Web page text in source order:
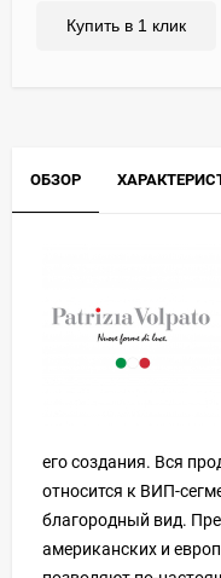
Купить в 1 клик
ОБЗОР
его создания. Вся
относится к ВИП-
благородный вид.
американских и